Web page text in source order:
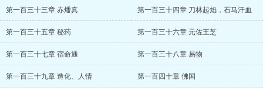
第一百三十三章 赤燔真 第一百三十四章 刀林起焰，石马汗血
第一百三十五章 秘药 第一百三十六章 元佐王芝
第一百三十七章 宿命通 第一百三十八章 易物
第一百三十九章 造化、人情 第一百四十章 佛国